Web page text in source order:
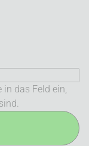
in das Feld ein,